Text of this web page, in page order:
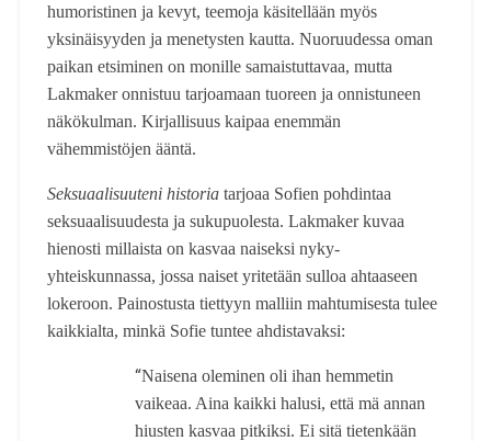
humoristinen ja kevyt, teemoja käsitellään myös
yksinäisyyden ja menetysten kautta. Nuoruudessa oman
paikan etsiminen on monille samaistuttavaa, mutta
Lakmaker onnistuu tarjoamaan tuoreen ja onnistuneen
näkökulman. Kirjallisuus kaipaa enemmän
vähemmistöjen ääntä.
Seksuaalisuuteni historiatarjoaa Sofien pohdintaa
seksuaalisuudesta ja sukupuolesta. Lakmaker kuvaa
hienosti millaista on kasvaa naiseksi nyky-
yhteiskunnassa, jossa naiset yritetään sulloa ahtaaseen
lokeroon. Painostusta tiettyyn malliin mahtumisesta tulee
kaikkialta, minkä Sofie tuntee ahdistavaksi:
“Naisena oleminen oli ihan hemmetin
vaikeaa. Aina kaikki halusi, että mä annan
hiusten kasvaa pitkiksi. Ei sitä tietenkään